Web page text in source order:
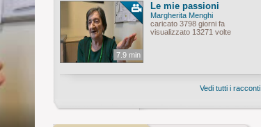
7.9 min
Le mie passioni
Margherita Menghi
caricato 3798 giorni fa
visualizzato 13271 volte
Vedi tutti i racconti